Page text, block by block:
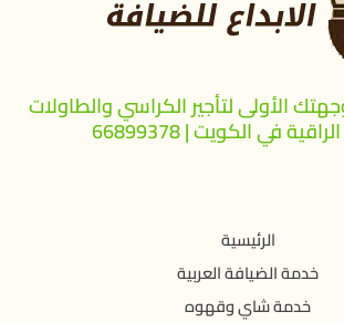
الأولى لتأجير الكراسي والطاولات
في الكويت | 66899378
الرئيسية
خدمة الضيافة العربية
خدمة شاي وقهوه